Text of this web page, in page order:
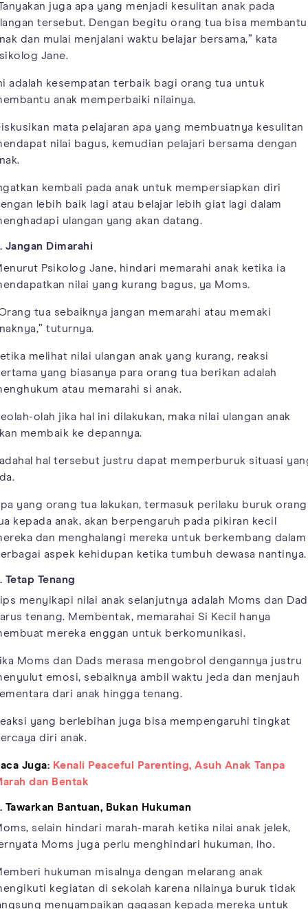
juga apa yang menjadi kesulitan anak pada
tersebut. Dengan begitu orang tua bisa membantu
dan mulai menjalani waktu belajar bersama,” kata
Jane.
adalah kesempatan terbaik bagi orang tua untuk
anak memperbaiki nilainya.
mata pelajaran apa yang membuatnya kesulitan
nilai bagus, kemudian pelajari bersama dengan
kembali pada anak untuk mempersiapkan diri
lebih baik lagi atau belajar lebih giat lagi dalam
ulangan yang akan datang.
Jangan Dimarahi
Psikolog Jane, hindari memarahi anak ketika ia
nilai yang kurang bagus, ya Moms.
tua sebaiknya jangan memarahi atau memaki
tuturnya.
melihat nilai ulangan anak yang kurang, reaksi
yang biasanya para orang tua berikan adalah
atau memarahi si anak.
olah jika hal ini dilakukan, maka nilai ulangan anak
membaik ke depannya.
hal tersebut justru dapat memperburuk situasi
yang orang tua lakukan, termasuk perilaku buruk orang
kepada anak, akan berpengaruh pada pikiran kecil
dan menghalangi mereka untuk berkembang dalam
aspek kehidupan ketika tumbuh dewasa nantinya.
Tetap Tenang
menyikapi nilai anak selanjutnya adalah Moms dan
tenang. Membentak, memarahai Si Kecil hanya
mereka enggan untuk berkomunikasi.
Moms dan Dads merasa mengobrol dengannya justru
emosi, sebaiknya ambil waktu jeda dan menjauh
dari anak hingga tenang.
yang berlebihan juga bisa mempengaruhi tingkat
diri anak.
Juga: Kenali Peaceful Parenting, Asuh Anak Tanpa
dan Bentak
Tawarkan Bantuan, Bukan Hukuman
selain hindari marah-marah ketika nilai anak jelek,
Moms juga perlu menghindari hukuman, lho.
hukuman misalnya dengan melarang anak
kegiatan di sekolah karena nilainya buruk tidak
menyampaikan gagasan kepada mereka untuk